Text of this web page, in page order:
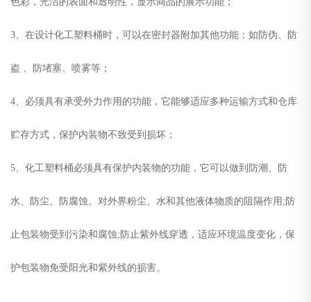
3、在设计化工塑料桶时，可以在密封器附加其他功能：如防伪、防
盗 、防堵塞、喷雾等；
4、必须具有承受外力作用的功能，它能够适应多种运输方式和仓库
贮存方式，保护内装物不致受到损坏；
5、化工塑料桶必须具有保护内装物的功能，它可以做到防潮、防
水、防尘、防腐蚀。对外界粉尘、水和其他液体物质的阻隔作用;防
止包装物受到污染和腐蚀;防止紫外线穿透，适应环境温度变化，保
护包装物免受阳光和紫外线的损害。